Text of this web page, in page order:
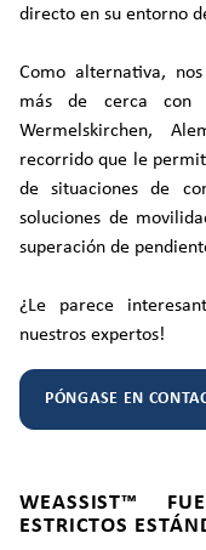
directo en su entorno
Como alternativa,
más de cerca con
Wermelskirchen,
recorrido que le
de situaciones de
soluciones de
superación de
¿Le parece
nuestros expertos!
PÓNGASE EN
WEASSIST™
ESTRICTOS